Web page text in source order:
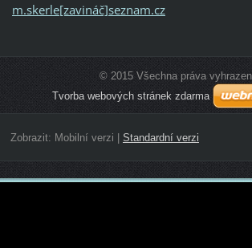
m.skerle[zavináč]seznam.cz
© 2015 Všechna práva
Tvorba webových stránek zdarma
Zobrazit: Mobilní verzi Standardní verzi